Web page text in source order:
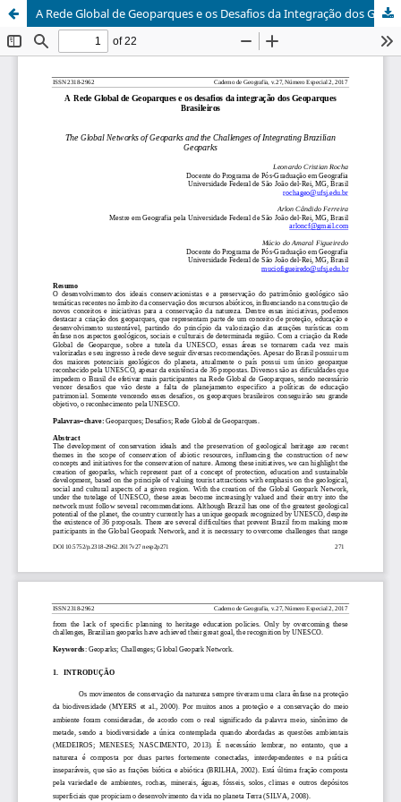
A Rede Global de Geoparques e os Desafios da Integração dos Geoparques Brasileiros / The Global Networks of Geoparks and the Challenges of Integrating Brazilian Geoparks